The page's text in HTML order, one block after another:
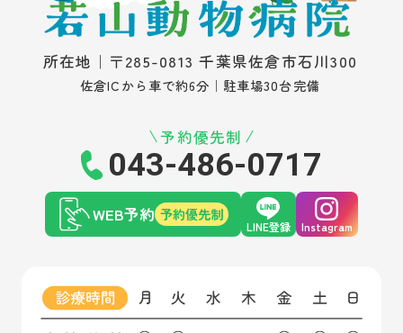
所在地｜〒285-0813 千葉県佐倉市石川300
佐倉ICから車で約6分｜駐車場30台完備
予約優先制
043-486-0717
WEB予約 予約優先制
LINE登録 Instagram